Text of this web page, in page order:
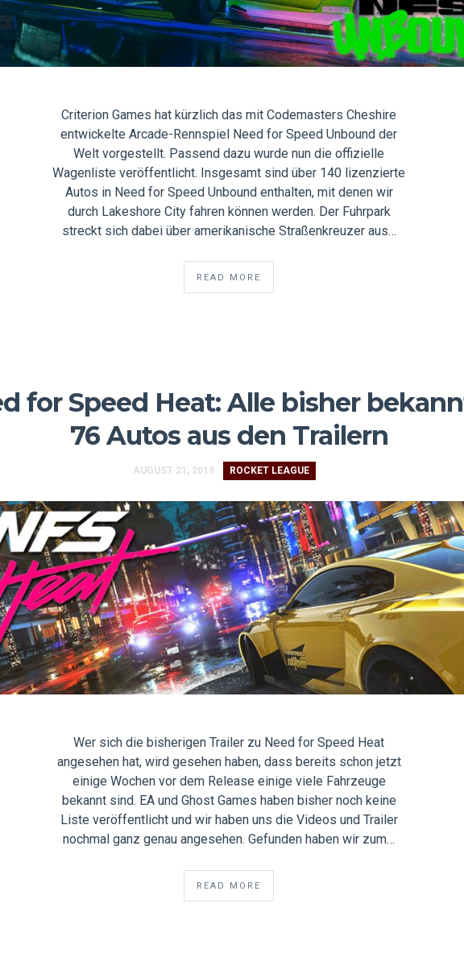
Criterion Games hat kürzlich das mit Codemasters Cheshire
entwickelte Arcade-Rennspiel Need for Speed Unbound der
Welt vorgestellt. Passend dazu wurde nun die offizielle
Wagenliste veröffentlicht. Insgesamt sind über 140 lizenzierte
Autos in Need for Speed Unbound enthalten, mit denen wir
durch Lakeshore City fahren können werden. Der Fuhrpark
streckt sich dabei über amerikanische Straßenkreuzer aus…
READ MORE
for Speed Heat: Alle bisher
76 Autos aus den Trailern
AUGUST 21, 2019 ROCKET LEAGUE
Wer sich die bisherigen Trailer zu Need for Speed Heat
angesehen hat, wird gesehen haben, dass bereits schon jetzt
einige Wochen vor dem Release einige viele Fahrzeuge
bekannt sind. EA und Ghost Games haben bisher noch keine
Liste veröffentlicht und wir haben uns die Videos und Trailer
nochmal ganz genau angesehen. Gefunden haben wir zum…
READ MORE